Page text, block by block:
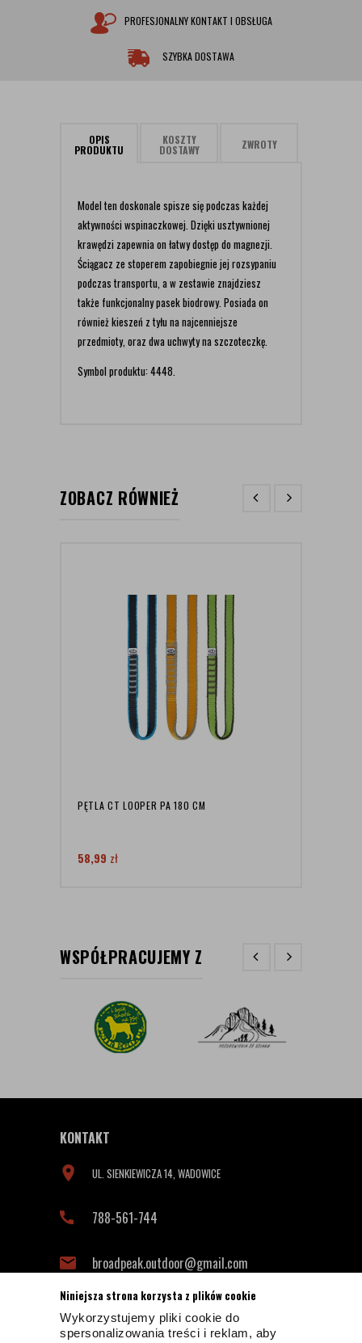
Niniejsza strona korzysta z plików cookie
Wykorzystujemy pliki cookie do
spersonalizowania treści i reklam, aby
PROFESJONALNY KONTAKT I OBSŁUGA
SZYBKA DOSTAWA
OPIS
PRODUKTU
KOSZTY
DOSTAWY ZWROTY
Model ten doskonale spisze się podczas każdej
aktywności wspinaczkowej. Dzięki usztywnionej
krawędzi zapewnia on łatwy dostęp do magnezji.
Ściągacz ze stoperem zapobiegnie jej rozsypaniu
podczas transportu, a w zestawie znajdziesz
także funkcjonalny pasek biodrowy. Posiada on
również kieszeń z tyłu na najcenniejsze
przedmioty, oraz dwa uchwyty na szczoteczkę.
Symbol produktu: 4448.
ZOBACZ RÓWNIEŻ
PĘTLA CT LOOPER PA 180 CM
58,99 zł
WSPÓŁPRACUJEMY Z
KONTAKT
UL. SIENKIEWICZA 14, WADOWICE
788-561-744
broadpeak.outdoor@gmail.com
INFORMACJE KONTAKTOWE